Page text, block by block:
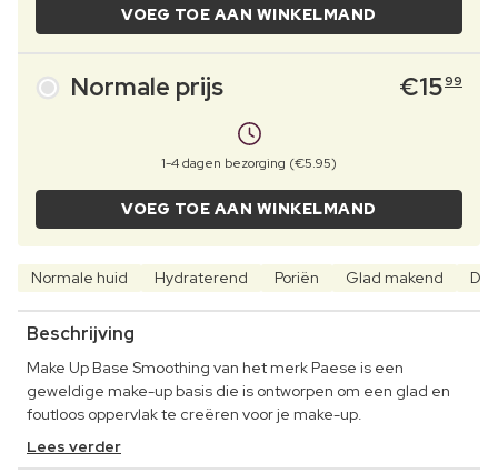
VOEG TOE AAN WINKELMAND
Normale prijs €1599
1-4 dagen bezorging (€5.95)
VOEG TOE AAN WINKELMAND
Normale huid Hydraterend Poriën Glad makend
Beschrijving
Make Up Base Smoothing van het merk Paese is een
geweldige make-up basis die is ontworpen om een glad en
foutloos oppervlak te creëren voor je make-up.
Lees verder